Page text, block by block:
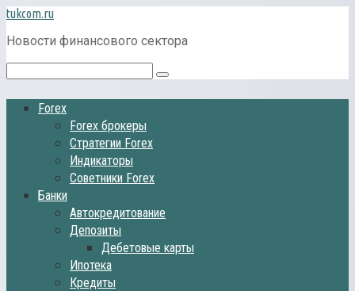
Перейти
к
контенту
tukcom.ru
Новости финансового сектора
Поиск:
Forex
Forex брокеры
Стратегии Forex
Индикаторы
Советники Forex
Банки
Автокредитование
Депозиты
Дебетовые карты
Ипотека
Кредиты